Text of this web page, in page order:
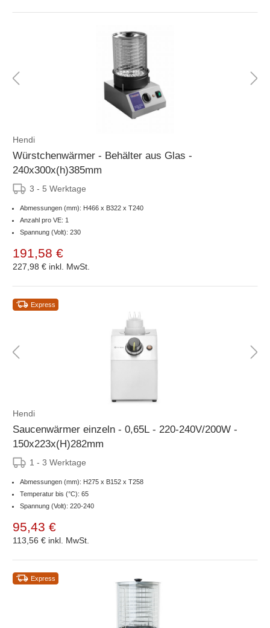
Hendi
Würstchenwärmer - Behälter aus Glas -
240x300x(h)385mm
3 - 5 Werktage
Abmessungen (mm): H466 x B322 x T240
Anzahl pro VE: 1
Spannung (Volt): 230
191,58 €
227,98 € inkl. MwSt.
Express
Hendi
Saucenwärmer einzeln - 0,65L - 220-240V/200W -
150x223x(H)282mm
1 - 3 Werktage
Abmessungen (mm): H275 x B152 x T258
Temperatur bis (°C): 65
Spannung (Volt): 220-240
95,43 €
113,56 € inkl. MwSt.
Express